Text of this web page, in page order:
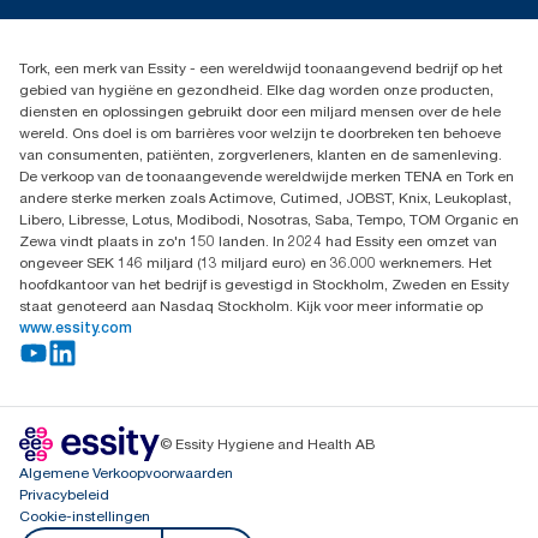
Dispenserklacht
02 766 05 30
Essity Belgium NV
Berkenlaan 8B
1831 MACHELEN
Tork, een merk van Essity - een wereldwijd toonaangevend bedrijf op het
gebied van hygiëne en gezondheid. Elke dag worden onze producten,
diensten en oplossingen gebruikt door een miljard mensen over de hele
wereld. Ons doel is om barrières voor welzijn te doorbreken ten behoeve
van consumenten, patiënten, zorgverleners, klanten en de samenleving.
De verkoop van de toonaangevende wereldwijde merken TENA en Tork en
andere sterke merken zoals Actimove, Cutimed, JOBST, Knix, Leukoplast,
Libero, Libresse, Lotus, Modibodi, Nosotras, Saba, Tempo, TOM Organic en
Zewa vindt plaats in zo'n 150 landen. In 2024 had Essity een omzet van
ongeveer SEK 146 miljard (13 miljard euro) en 36.000 werknemers. Het
hoofdkantoor van het bedrijf is gevestigd in Stockholm, Zweden en Essity
staat genoteerd aan Nasdaq Stockholm. Kijk voor meer informatie op
www.essity.com
© Essity Hygiene and Health AB
Algemene Verkoopvoorwaarden
Privacybeleid
Cookie-instellingen